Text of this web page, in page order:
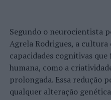
Segundo o neurocientista
Agrela Rodrigues, a
capacidades cognitivas
humana, como a
prolongada. Essa redução
qualquer alteração